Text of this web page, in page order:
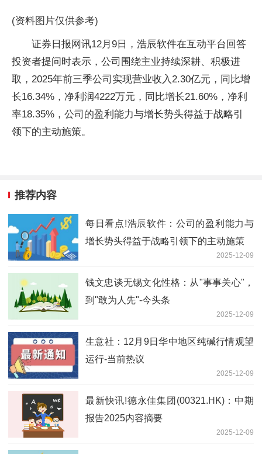
(资料图片仅供参考)
证券日报网讯12月9日，浩辰软件在互动平台回答
投资者提问时表示，公司围绕主业持续深耕、积极进
取，2025年前三季公司实现营业收入2.30亿元，同比增
长16.34%，净利润4222万元，同比增长21.60%，净利
率18.35%，公司的盈利能力与增长势头得益于战略引
领下的主动施策。
推荐内容
每日看点!浩辰软件：公司的盈利能力与
增长势头得益于战略引领下的主动施策
2025-12-09
钱文忠谈无锡文化性格：从"事事关心"，
到"敢为人先"-今头条
2025-12-09
生意社：12月9日华中地区纯碱行情观望
运行-当前热议
2025-12-09
最新快讯!德永佳集团(00321.HK)：中期
报告2025内容摘要
2025-12-09